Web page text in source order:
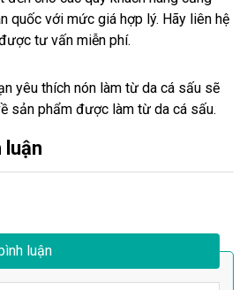
quốc với mức giá hợp lý. Hãy liên hệ
tư vấn miễn phí.
yêu thích nón làm từ da cá sấu sẽ
sản phẩm được làm từ da cá sấu.
luận
luận